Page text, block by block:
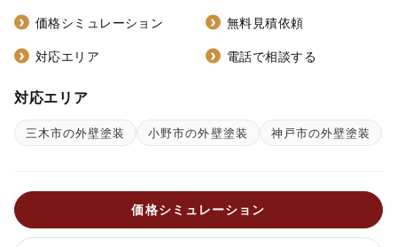
価格シミュレーション 無料見積依頼
対応エリア 電話で相談する
対応エリア
三木市の外壁塗装 小野市の外壁塗装 神戸市の外壁塗装
価格シミュレーション